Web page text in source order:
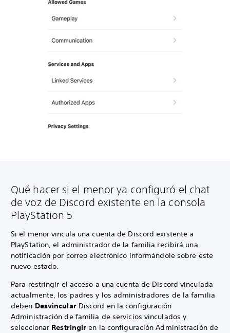
Qué hacer si el menor ya configuró el chat
de voz de Discord existente en la consola
PlayStation 5
Si el menor vincula una cuenta de Discord existente a
PlayStation, el administrador de la familia recibirá una
notificación por correo electrónico informándole sobre este
nuevo estado.
Para restringir el acceso a una cuenta de Discord vinculada
actualmente, los padres y los administradores de la familia
deben DesvincularDiscord en la configuración
Administración de familia de servicios vinculados y
seleccionar Restringir en la configuración Administración de